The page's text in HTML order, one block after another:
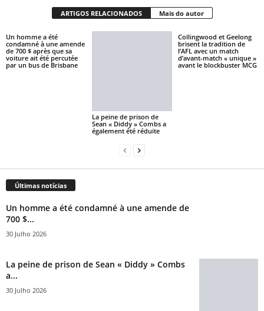
ARTIGOS RELACIONADOS Mais do autor
Un homme a été
condamné à une amende
de 700 $ après que sa
voiture ait été percutée
par un bus de Brisbane
La peine de prison de
Sean « Diddy » Combs a
également été réduite
Collingwood et Geelong
brisent la tradition de
l’AFL avec un match
d’avant-match « unique »
avant le blockbuster MCG
Últimas notícias
Un homme a été condamné à une amende de
700 $...
30 Julho 2026
La peine de prison de Sean « Diddy » Combs
a...
30 Julho 2026